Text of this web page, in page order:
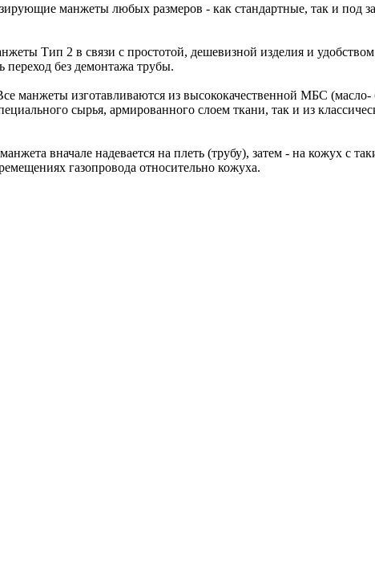
манжеты любых размеров - как стандартные, так и под
Тип 2 в связи с простотой, дешевизной изделия и
переход без демонтажа трубы.
манжеты изготавливаются из высококачественной МБС (масло-
сырья, армированного слоем ткани, так и из
вначале надевается на плеть (трубу), затем - на кожух с
газопровода относительно кожуха.